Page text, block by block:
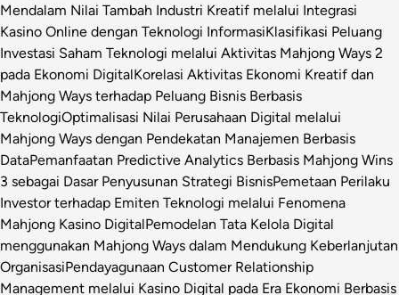
Mendalam Nilai Tambah Industri Kreatif melalui Integrasi
Kasino Online dengan Teknologi InformasiKlasifikasi Peluang
Investasi Saham Teknologi melalui Aktivitas Mahjong Ways 2
pada Ekonomi DigitalKorelasi Aktivitas Ekonomi Kreatif dan
Mahjong Ways terhadap Peluang Bisnis Berbasis
TeknologiOptimalisasi Nilai Perusahaan Digital melalui
Mahjong Ways dengan Pendekatan Manajemen Berbasis
DataPemanfaatan Predictive Analytics Berbasis Mahjong Wins
3 sebagai Dasar Penyusunan Strategi BisnisPemetaan Perilaku
Investor terhadap Emiten Teknologi melalui Fenomena
Mahjong Kasino DigitalPemodelan Tata Kelola Digital
menggunakan Mahjong Ways dalam Mendukung Keberlanjutan
OrganisasiPendayagunaan Customer Relationship
Management melalui Kasino Digital pada Era Ekonomi Berbasis